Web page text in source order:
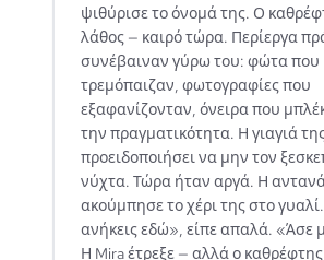
ψιθύρισε το όνομά της. Ο
λάθος — καιρό τώρα. Περίεργα
συνέβαιναν γύρω του: φώτα που
τρεμόπαιζαν, φωτογραφίες που
εξαφανίζονταν, όνειρα που
την πραγματικότητα. Η γιαγιά
προειδοποιήσει να μην τον
νύχτα. Τώρα ήταν αργά. Η
ακούμπησε το χέρι της στο
ανήκεις εδώ», είπε απαλά. «Άσε
Η Mira έτρεξε — αλλά ο καθρέφτης